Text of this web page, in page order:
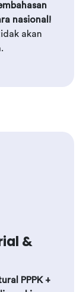
nasional!
akan
&
PPPK +